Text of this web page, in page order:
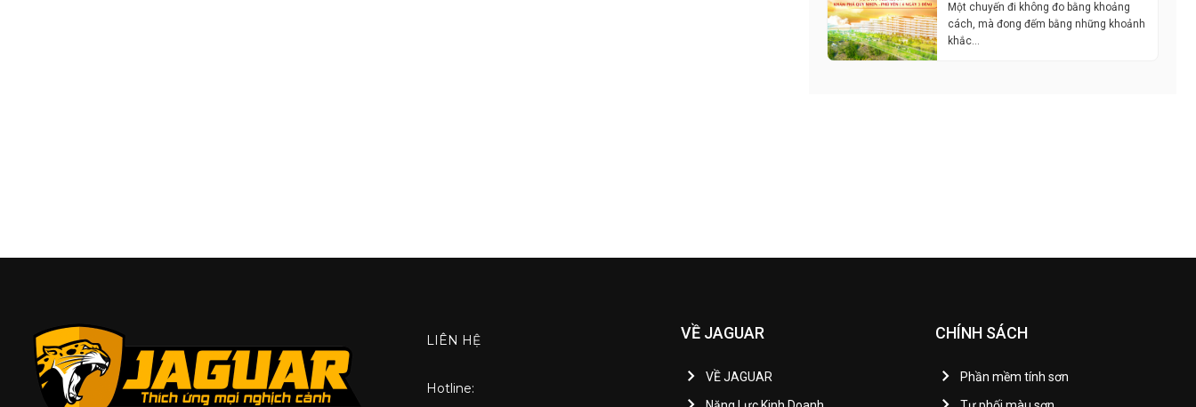
Một chuyến đi không đo bằng khoảng
cách, mà đong đếm bằng những khoảnh
khắc…
LIÊN HỆ
Hotline:
VỀ JAGUAR
VỀ JAGUAR
CHÍNH SÁCH
Phần mềm tính sơn